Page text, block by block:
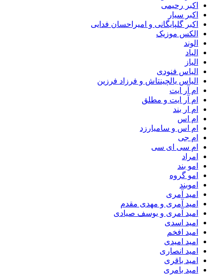
اکبر رحیمی
اکبر سیار
اکبر گلپایگانی و امیراحسان فدایی
الکس موزیک
الوند
الیاد
الیاز
الیاس فنودی
الیاس یالچینتاش و فرزاد فرزین
ام آر ایت
ام آر ایت و مطلق
ام‌ ار بند
ام اس
ام اس و سامیارزد
ام جی
ام سی ای سی
امراد
امو بند
امو گروه
اموبند
امید آمری
امید آمری و مهدی مقدم
امید آمری و یوسف صیادی
امید اسدی
امید افخم
امید امیدی
امید انصاری
امید باقری
امید بامری